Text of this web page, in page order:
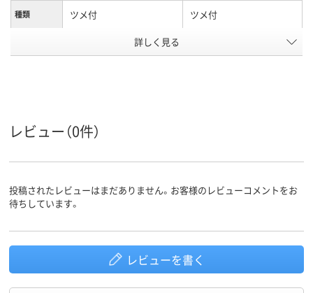
種類 ツメ付 ツメ付
詳しく見る
レビュー（0件）
投稿されたレビューはまだありません。お客様のレビューコメントをお
待ちしています。
レビューを書く